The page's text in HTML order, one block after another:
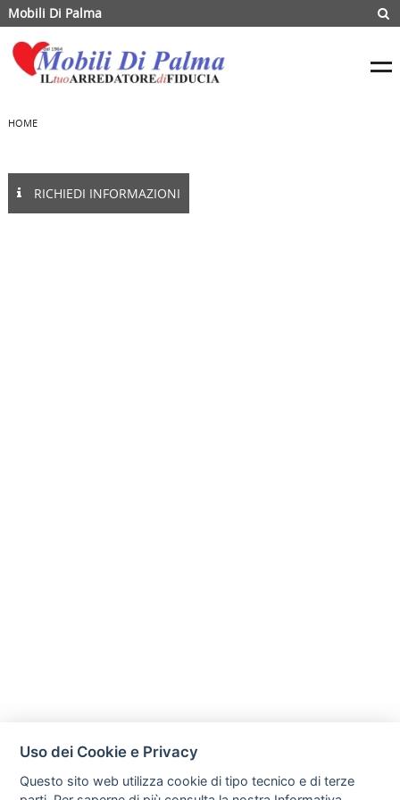
Mobili Di Palma
HOME
RICHIEDI INFORMAZIONI
Uso dei Cookie e Privacy
Questo sito web utilizza cookie di tipo tecnico e di terze